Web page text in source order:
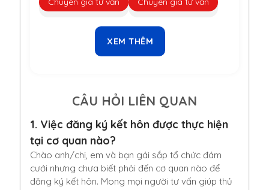
XEM THÊM
CÂU HỎI LIÊN QUAN
1. Việc đăng ký kết hôn được thực hiện
tại cơ quan nào?
Chào anh/chị, em và bạn gái sắp tổ chức đám
cưới nhưng chưa biết phải đến cơ quan nào để
đăng ký kết hôn. Mong mọi người tư vấn giúp thủ